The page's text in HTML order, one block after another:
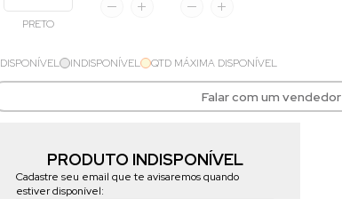
PRETO
DISPONÍVEL INDISPONÍVEL QTD MÁXIMA DISPONÍVEL
Falar com um vendedor
PRODUTO INDISPONÍVEL
Cadastre seu email que te avisaremos quando
estiver disponível: